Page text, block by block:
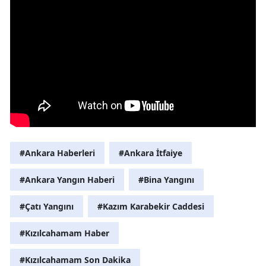
#Ankara Haberleri #Ankara İtfaiye
#Ankara Yangın Haberi #Bina Yangını
#Çatı Yangını #Kazım Karabekir Caddesi
#Kızılcahamam Haber
#Kızılcahamam Son Dakika